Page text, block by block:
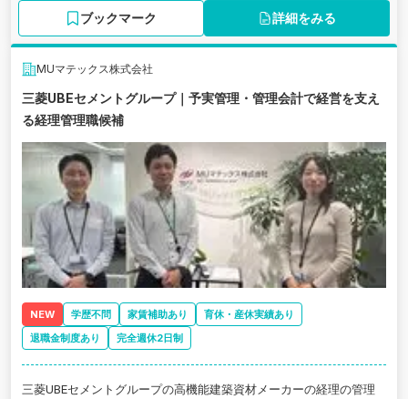
ブックマーク 詳細をみる
MUマテックス株式会社
三菱UBEセメントグループ｜予実管理・管理会計で経営を支え
る経理管理職候補
NEW 学歴不問 家賃補助あり
育休・産休実績あり
退職金制度あり
完全週休2日制
三菱UBEセメントグループの高機能建築資材メーカーの経理の管理